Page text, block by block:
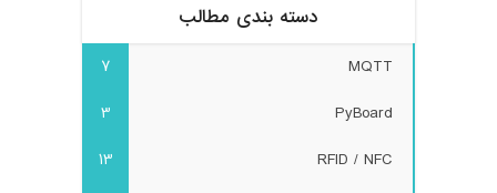
دسته بندی مطالب
MQTT
7
PyBoard
3
RFID / NFC
13